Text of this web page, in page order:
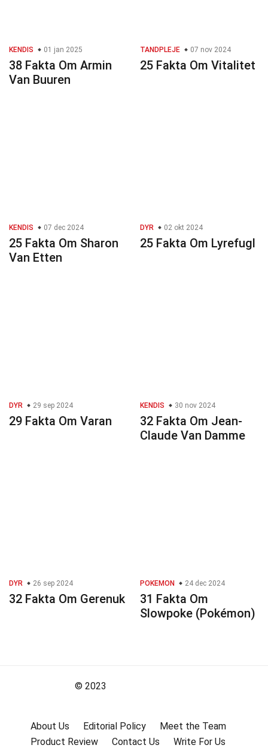
KENDIS 01 jan 2025
38 Fakta Om Armin
Van Buuren
TANDPLEJE 07 nov 2024
25 Fakta Om Vitalitet
KENDIS 07 dec 2024
25 Fakta Om Sharon
Van Etten
DYR 02 okt 2024
25 Fakta Om Lyrefugl
DYR 29 sep 2024
29 Fakta Om Varan
KENDIS 30 nov 2024
32 Fakta Om Jean-
Claude Van Damme
DYR 26 sep 2024
32 Fakta Om Gerenuk
POKEMON 24 dec 2024
31 Fakta Om
Slowpoke (Pokémon)
© 2023
About Us Editorial Policy
Meet the Team
Product Review
Contact Us
Write For Us